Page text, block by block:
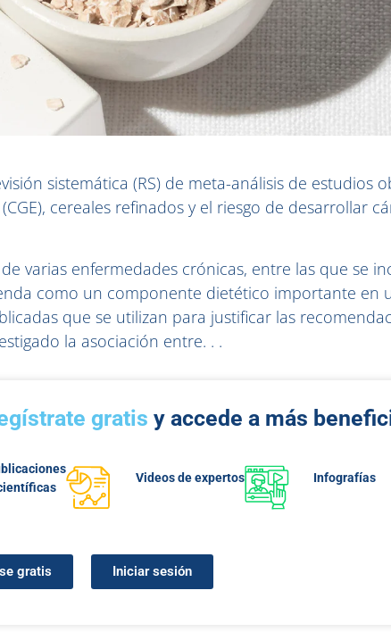
sistemática (RS) de meta-análisis de estudios
cereales refinados y el riesgo de desarrollar
varias enfermedades crónicas, entre las que se
como un componente dietético importante en
que se utilizan para justificar las
la asociación entre. . .
gratis y accede a más
Videos de expertos Infografías
gratis Iniciar sesión